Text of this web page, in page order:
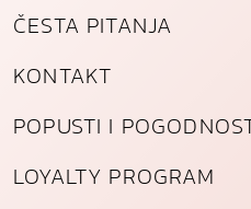
ČESTA PITANJA
KONTAKT
POPUSTI I
LOYALTY PROGRAM